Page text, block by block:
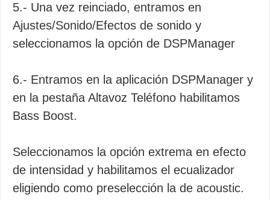
5.- Una vez reinciado, entramos en
Ajustes/Sonido/Efectos de sonido y
seleccionamos la opción de DSPManager
6.- Entramos en la aplicación DSPManager y
en la pestaña Altavoz Teléfono habilitamos
Bass Boost.
Seleccionamos la opción extrema en efecto
de intensidad y habilitamos el ecualizador
eligiendo como preselección la de acoustic.